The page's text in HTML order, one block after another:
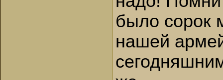
было сорок
нашей